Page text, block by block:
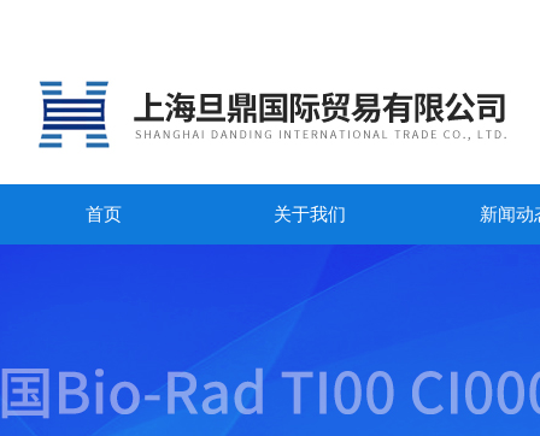
首页 关于我们 新闻动